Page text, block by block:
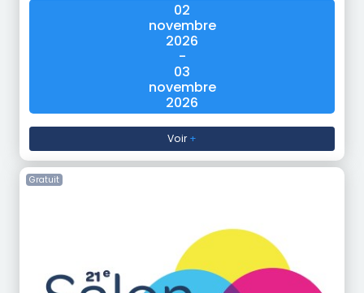
02
novembre
2026
-
03
novembre
2026
Voir+
Gratuit